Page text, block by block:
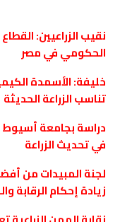
نقيب الزراعيين:
الحكومي في مصر
خليفة: الأسمدة
تناسب الزراعة الحديثة
دراسة بجامعة أسيوط
في تحديث الزراعة
لجنة المبيدات من
زيادة إحكام الرقابة